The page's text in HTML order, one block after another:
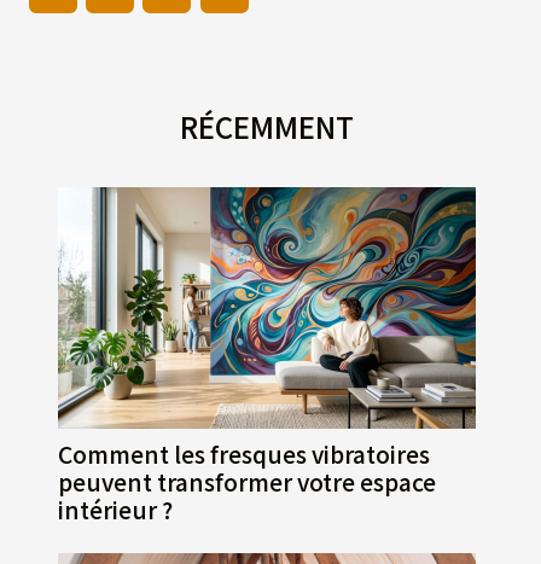
RÉCEMMENT
Comment les fresques vibratoires
peuvent transformer votre espace
intérieur ?